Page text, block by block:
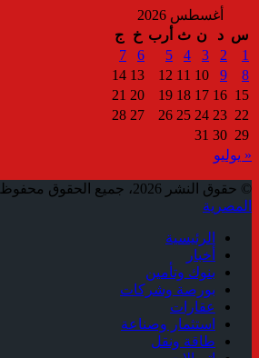
أغسطس 2026
س د ن ث أرب خ
ج
1
2
3
4
5
6
7
8
9
10
11
12
13
14
15
16
17
18
19
20
21
22
23
24
25
26
27
28
29
30
31
« يوليو
© حقوق النشر 2026، جميع الحقوق محفوظة |
المصرية
الرئيسية
أخبار
بنوك وتأمين
بورصة وشركات
عقارات
استثمار وصناعة
طاقة ونقل